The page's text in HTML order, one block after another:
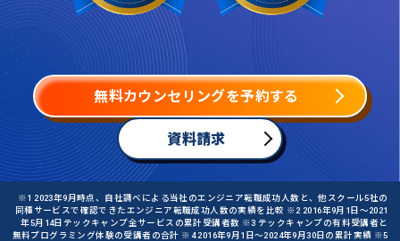
無料カウンセリングを予約する
資料請求
※1 2023年9月時点、自社調べによる当社のエンジニア転職成功人数と、他スクール5社の
同種サービスで確認できたエンジニア転職成功人数の実績を比較 ※2 2016年9月1日〜2021
年5月14日テックキャンプ全サービスの累計受講者数 ※3 テックキャンプの有料受講者と
無料プログラミング体験の受講者の合計 ※4 2016年9月1日〜2024年9月30日の累計実績 ※5